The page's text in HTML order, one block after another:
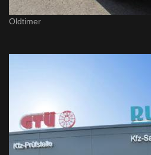
Oldtimer